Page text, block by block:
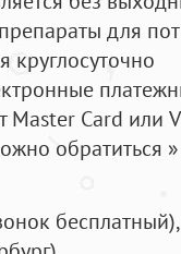
для
круглосуточно
Master Card или
обратиться
бесплатный),